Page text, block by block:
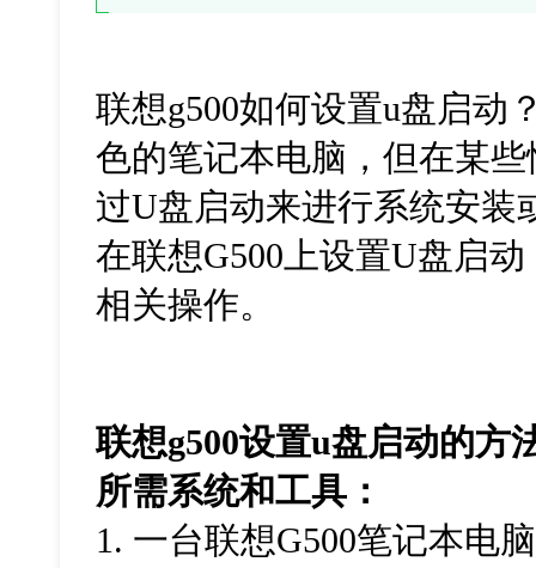
联想g500如何设置u盘启动
色的笔记本电脑，但在某
过U盘启动来进行系统安装
在联想G500上设置U盘启
相关操作。
联想g500设置u盘启动的方
所需系统和工具：
1. 一台联想G500笔记本电